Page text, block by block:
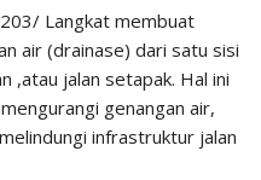
Langkat membuat
air (drainase) dari satu sisi
,atau jalan setapak. Hal ini
genangan air,
infrastruktur jalan